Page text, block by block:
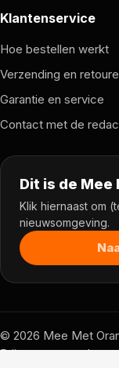
Klantenservice
Hoe bestellen werkt
Verzending en
Garantie en service
Contact met de
Dit is de Mee
Klik hiernaast om
nieuwsomgeving.
© 2026 Mee Met
Prijzen, voorraad en